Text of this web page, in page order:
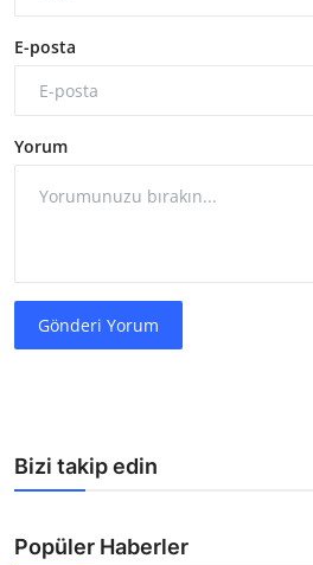
E-posta
Yorum
Gönderi Yorum
Bizi takip edin
Popüler Haberler